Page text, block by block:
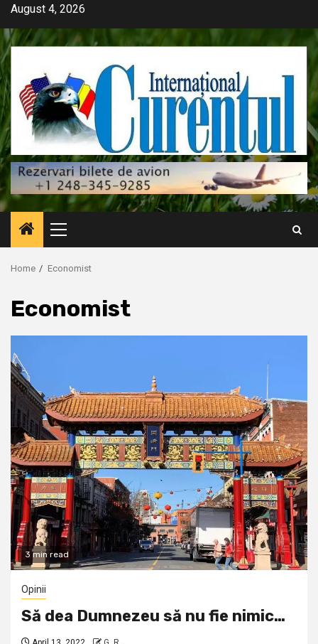
Skip
content
August 4, 2026
Primary
Menu
Home Economist
Economist
3 min read
Opinii
Să dea Dumnezeu să nu fie nimic…